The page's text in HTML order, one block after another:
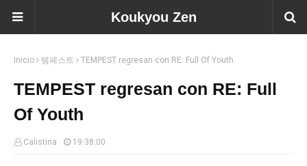
Koukyou Zen
Inicio 템페스트 TEMPEST regresan con RE: Full Of Youth
TEMPEST regresan con RE: Full
Of Youth
Calistina 19:38:00